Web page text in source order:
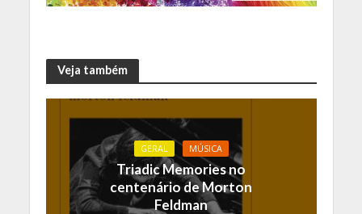
Veja também
GERAL MÚSICA
Triadic Memories no
centenário de Morton
Feldman